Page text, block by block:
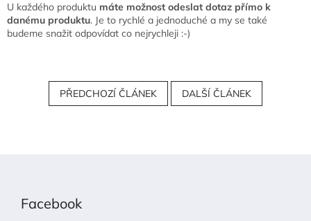
U každého produktu máte možnost odeslat dotaz přímo k
danému produktu. Je to rychlé a jednoduché a my se také
budeme snažit odpovídat co nejrychleji :-)
PŘEDCHOZÍ ČLÁNEK DALŠÍ ČLÁNEK
Facebook